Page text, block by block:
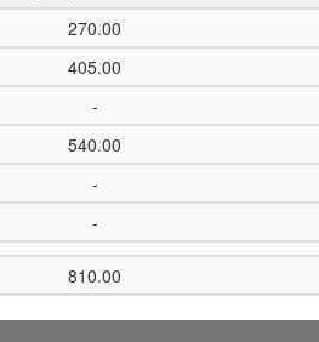
270.00
405.00
-
540.00
-
-
810.00